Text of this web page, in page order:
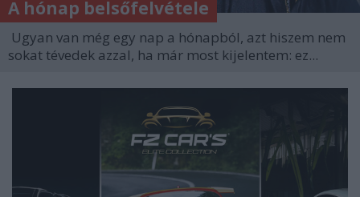
A hónap belsőfelvétele
Ugyan van még egy nap a hónapból, azt hiszem nem
sokat tévedek azzal, ha már most kijelentem: ez...